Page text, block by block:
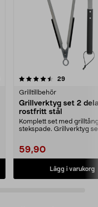
29recensioner
Grilltillbehör
Grillverktyg set 2
rostfritt stål
Komplett set med
stekspade. Grillverktyg
59,90
Lägg i varukorg
4.5 av 5 stjärnor